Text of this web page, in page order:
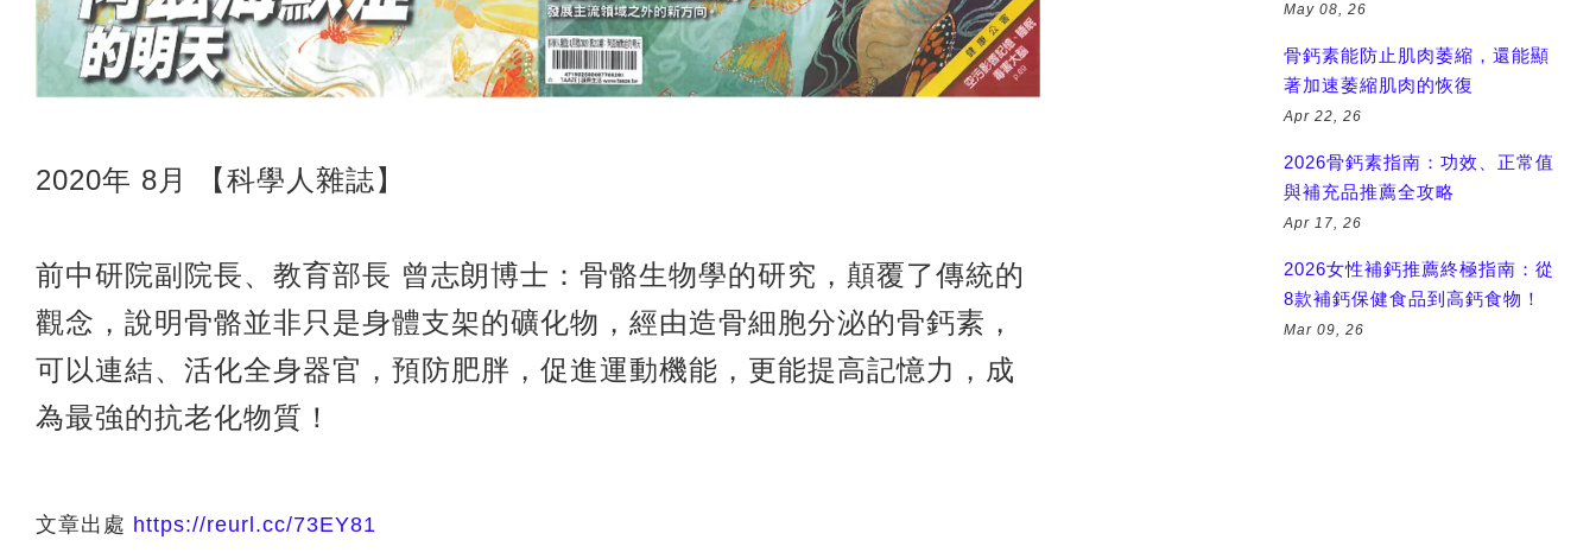
2020年 8月 【科學人雜誌】
前中研院副院長、教育部長 曾志朗博士：骨骼生物學的研究，顛覆了傳統的
觀念，說明骨骼並非只是身體支架的礦化物，經由造骨細胞分泌的骨鈣素，
可以連結、活化全身器官，預防肥胖，促進運動機能，更能提高記憶力，成
為最強的抗老化物質！
文章出處 https://reurl.cc/73EY81
May 08, 26
骨鈣素能防止肌肉萎縮，還能顯
著加速萎縮肌肉的恢復
Apr 22, 26
2026骨鈣素指南：功效、正常值
與補充品推薦全攻略
Apr 17, 26
2026女性補鈣推薦終極指南：從
8款補鈣保健食品到高鈣食物！
Mar 09, 26